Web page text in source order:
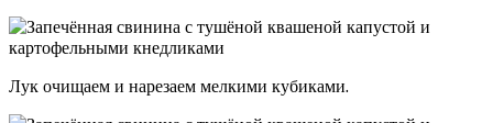
Лук очищаем и нарезаем мелкими кубиками.